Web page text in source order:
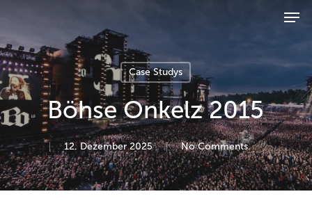
springen
springen
main
content
Case Studys
Böhse Onkelz 2015
12. Dezember 2025 No Comments